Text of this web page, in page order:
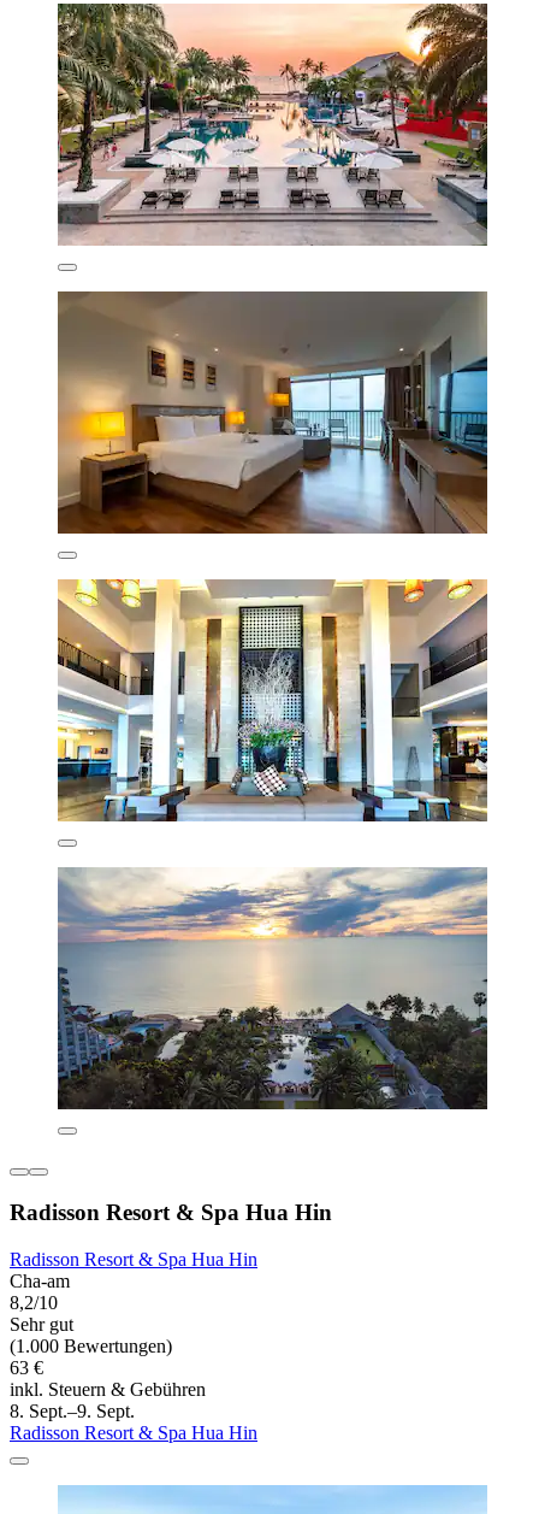
Radisson Resort & Spa Hua Hin
Radisson Resort & Spa Hua Hin
Cha-am
8,2/10
Sehr gut
(1.000 Bewertungen)
63 €
inkl. Steuern & Gebühren
8. Sept.–9. Sept.
Radisson Resort & Spa Hua Hin